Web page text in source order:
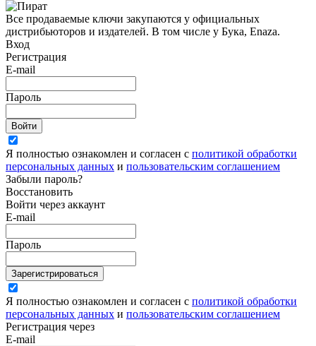
Все продаваемые ключи закупаются у официальных
дистрибьюторов и издателей. В том числе у Бука, Enaza.
Вход
Регистрация
E-mail
Пароль
Войти
Я полностью ознакомлен и согласен с политикой обработки
персональных данных и пользовательским соглашением
Забыли пароль?
Восстановить
Войти через аккаунт
E-mail
Пароль
Зарегистрироваться
Я полностью ознакомлен и согласен с политикой обработки
персональных данных и пользовательским соглашением
Регистрация через
E-mail